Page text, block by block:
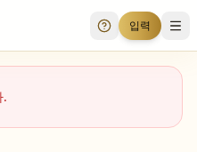
투표 안내
입력 메
.